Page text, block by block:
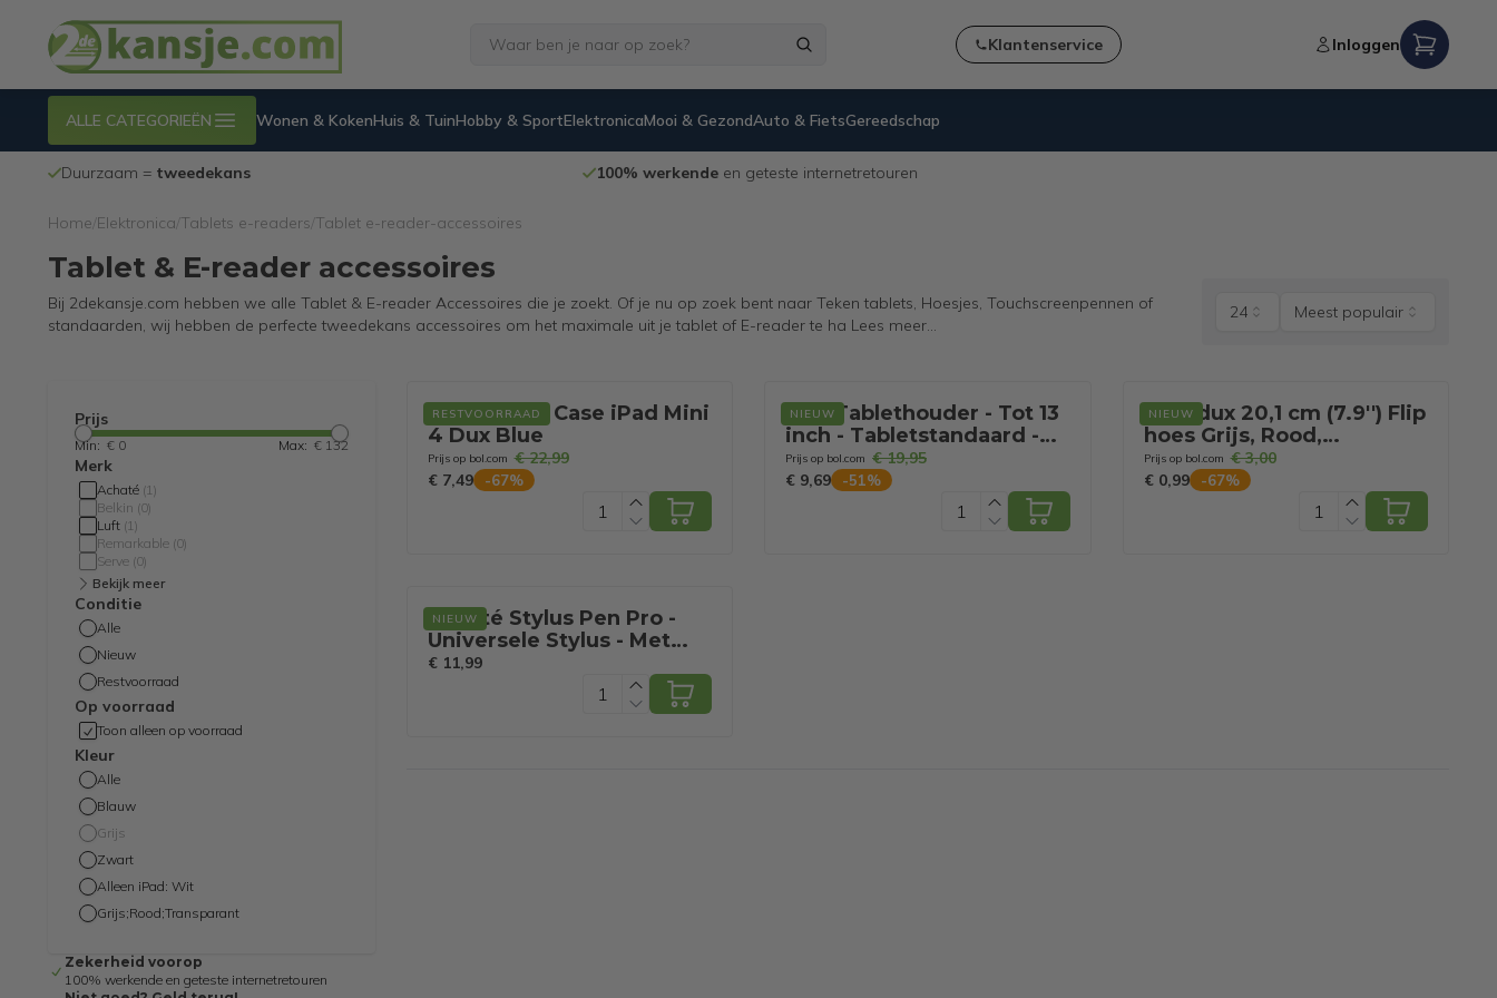
Klantenservice Inloggen
ALLE CATEGORIEËN Wonen & KokenHuis & TuinHobby & SportElektronicaMooi & GezondAuto & FietsGereedschap
Duurzaam = tweedekans 100% werkendeen geteste internetretouren
Home Elektronica Tablets e-readers Tablet e-reader-accessoires
Tablet & E-reader accessoires
Bij 2dekansje.com hebben we alle Tablet & E-reader Accessoires die je zoekt. Of je nu op zoek bent naar Teken tablets, Hoesjes, Touchscreenpennen of
standaarden, wij hebben de perfecte tweedekans accessoires om het maximale uit je tablet of E-reader te ha Lees meer...
24 Meest populair
Prijs
Min: € 0 Max: € 132
Merk
Achaté (1)
Belkin (0)
Luft (1)
Remarkable (0)
Serve (0)
Bekijk meer
Conditie
Alle
Nieuw
Restvoorraad
Op voorraad
Toon alleen op voorraad
Kleur
Alle
Blauw
Grijs
Zwart
Alleen iPad: Wit
Grijs;Rood;Transparant
Zekerheid voorop
100% werkende en geteste internetretouren
RESTVOORRAAD
STM Tablet Case iPad Mini
4 Dux Blue
Prijs op bol.com € 22,99
€ 7,49
-67%
NIEUW
Luft Tablethouder - Tot 13
inch - Tabletstandaard -
iPad houder - Samsung
tablet - Statief
Prijs op bol.com € 19,95
€ 9,69
-51%
NIEUW
STM dux 20,1 cm (7.9'') Flip
hoes Grijs, Rood,
Transparant
Prijs op bol.com € 3,00
€ 0,99
-67%
NIEUW
Achaté Stylus Pen Pro -
Universele Stylus - Met
Handdetectie - Wit
€ 11,99